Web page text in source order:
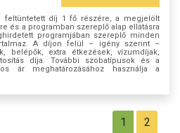
feltüntetett díj 1 fő részére, a megjelölt
és a programban szereplő alap ellátásra
programjában szereplő minden
A díjon felül – igény szerint –
belépők, extra étkezések, vízumdíjak,
díja. További szobatípusok és a
ár meghatározásához használja a
1 2